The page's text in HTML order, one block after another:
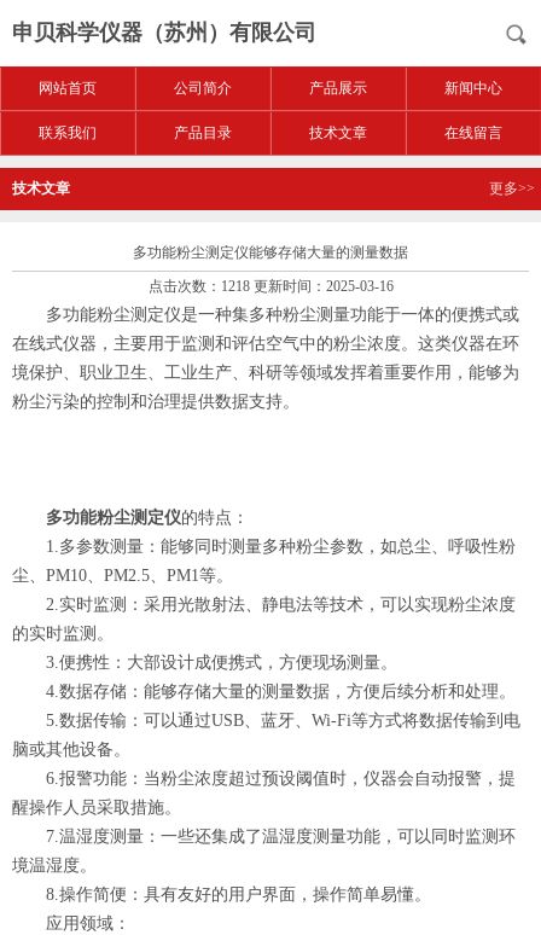
申贝科学仪器（苏州）有限公司
网站首页 公司简介 产品展示 新闻中心
联系我们 产品目录 技术文章 在线留言
技术文章 更多>>
多功能粉尘测定仪能够存储大量的测量数据
点击次数：1218 更新时间：2025-03-16
多功能粉尘测定仪是一种集多种粉尘测量功能于一体的便携式或
在线式仪器，主要用于监测和评估空气中的粉尘浓度。这类仪器在环
境保护、职业卫生、工业生产、科研等领域发挥着重要作用，能够为
粉尘污染的控制和治理提供数据支持。
多功能粉尘测定仪的特点：
1.多参数测量：能够同时测量多种粉尘参数，如总尘、呼吸性粉
尘、PM10、PM2.5、PM1等。
2.实时监测：采用光散射法、静电法等技术，可以实现粉尘浓度
的实时监测。
3.便携性：大部设计成便携式，方便现场测量。
4.数据存储：能够存储大量的测量数据，方便后续分析和处理。
5.数据传输：可以通过USB、蓝牙、Wi-Fi等方式将数据传输到电
脑或其他设备。
6.报警功能：当粉尘浓度超过预设阈值时，仪器会自动报警，提
醒操作人员采取措施。
7.温湿度测量：一些还集成了温湿度测量功能，可以同时监测环
境温湿度。
8.操作简便：具有友好的用户界面，操作简单易懂。
应用领域：